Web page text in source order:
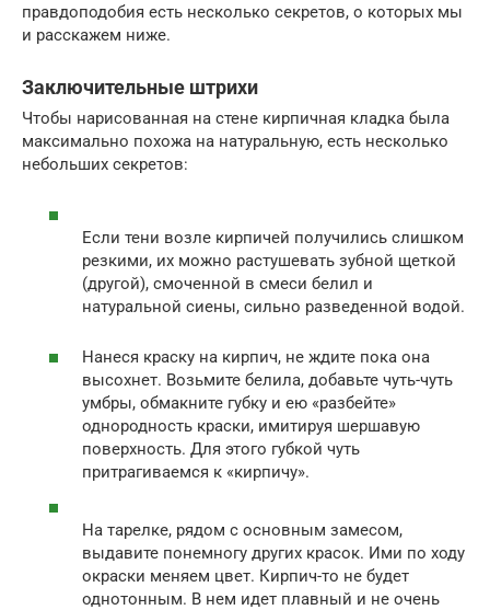
правдоподобия есть несколько секретов, о которых мы
и расскажем ниже.
Заключительные штрихи
Чтобы нарисованная на стене кирпичная кладка была
максимально похожа на натуральную, есть несколько
небольших секретов:
Если тени возле кирпичей получились слишком
резкими, их можно растушевать зубной щеткой
(другой), смоченной в смеси белил и
натуральной сиены, сильно разведенной водой.
Нанеся краску на кирпич, не ждите пока она
высохнет. Возьмите белила, добавьте чуть-чуть
умбры, обмакните губку и ею «разбейте»
однородность краски, имитируя шершавую
поверхность. Для этого губкой чуть
притрагиваемся к «кирпичу».
На тарелке, рядом с основным замесом,
выдавите понемногу других красок. Ими по ходу
окраски меняем цвет. Кирпич-то не будет
однотонным. В нем идет плавный и не очень